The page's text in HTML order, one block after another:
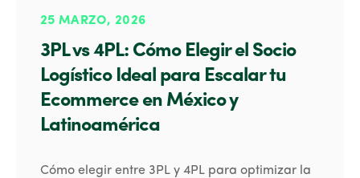
25 MARZO, 2026
3PL vs 4PL: Cómo Elegir el Socio
Logístico Ideal para Escalar tu
Ecommerce en México y
Latinoamérica
Cómo elegir entre 3PL y 4PL para optimizar la